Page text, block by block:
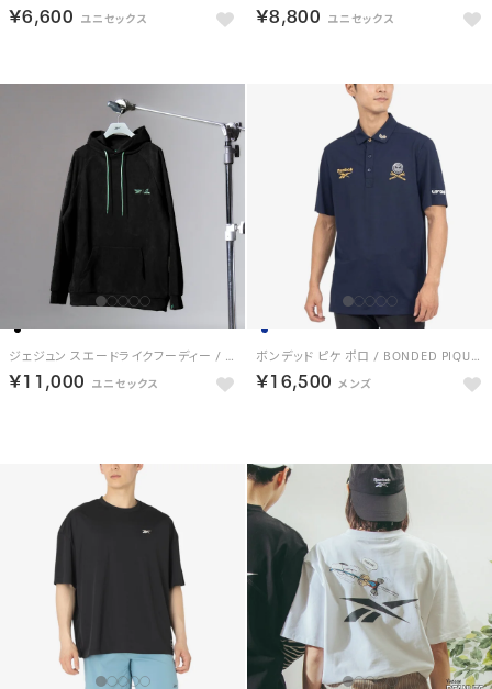
￥6,600 ￥8,800
ジェジュン スエードライクフーディー / JAEJOONG SUEDE LIKE HOODIE （ブラック）
￥11,000
ボンデッド ピケ ポロ / BONDED PIQUE POLO （ネイビー）
￥16,500